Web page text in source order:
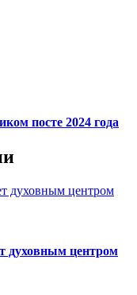
посте 2024 года
духовным центром